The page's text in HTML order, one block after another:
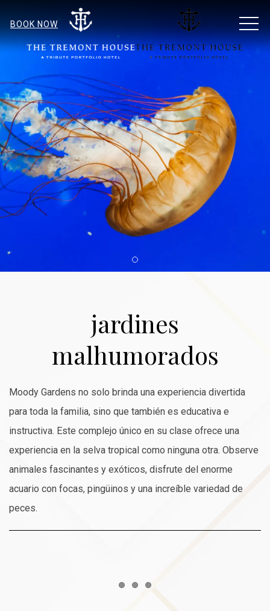
BOOK NOW
jardines
malhumorados
Moody Gardens no solo brinda una experiencia divertida
para toda la familia, sino que también es educativa e
instructiva. Este complejo único en su clase ofrece una
experiencia en la selva tropical como ninguna otra. Observe
animales fascinantes y exóticos, disfrute del enorme
acuario con focas, pingüinos y una increíble variedad de
peces.
Item 1Item 2Item 3